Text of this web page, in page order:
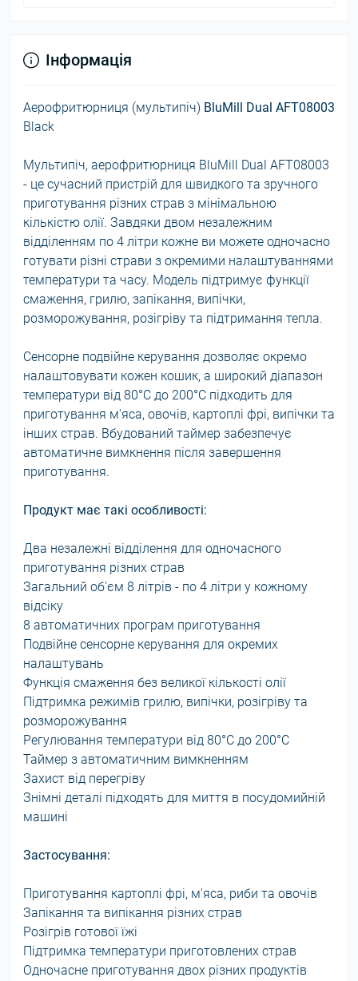
Інформація
Аерофритюрниця (мультипіч) BluMill Dual AFT08003
Black
Мультипіч, аерофритюрниця BluMill Dual AFT08003
- це сучасний пристрій для швидкого та зручного
приготування різних страв з мінімальною
кількістю олії. Завдяки двом незалежним
відділенням по 4 літри кожне ви можете одночасно
готувати різні страви з окремими налаштуваннями
температури та часу. Модель підтримує функції
смаження, грилю, запікання, випічки,
розморожування, розігріву та підтримання тепла.
Сенсорне подвійне керування дозволяє окремо
налаштовувати кожен кошик, а широкий діапазон
температури від 80°C до 200°C підходить для
приготування м'яса, овочів, картоплі фрі, випічки та
інших страв. Вбудований таймер забезпечує
автоматичне вимкнення після завершення
приготування.
Продукт має такі особливості:
Два незалежні відділення для одночасного
приготування різних страв
Загальний об'єм 8 літрів - по 4 літри у кожному
відсіку
8 автоматичних програм приготування
Подвійне сенсорне керування для окремих
налаштувань
Функція смаження без великої кількості олії
Підтримка режимів грилю, випічки, розігріву та
розморожування
Регулювання температури від 80°C до 200°C
Таймер з автоматичним вимкненням
Захист від перегріву
Знімні деталі підходять для миття в посудомийній
машині
Застосування:
Приготування картоплі фрі, м'яса, риби та овочів
Запікання та випікання різних страв
Розігрів готової їжі
Підтримка температури приготовлених страв
Одночасне приготування двох різних продуктів